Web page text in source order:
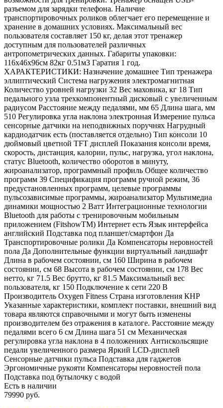
разъемом для зарядки телефона. Наличие
транспортировочных роликов облегчает его перемещение и
хранение в домашних условиях. Максимальный вес
пользователя составляет 150 кг, делая этот тренажер
доступным для пользователей различных
антропометрических данных. Габариты упаковки:
116х46х96см 82кг 0.51м3 Гаратия 1 год.
ХАРАКТЕРИСТИКИ: Назначение домашнее Тип тренажера
эллиптический Система нагружения электромагнитная
Количество уровней нагрузки 32 Вес маховика, кг 18 Тип
педального узла трехкомпонентный дисковый с увеличенным
радиусом Расстояние между педалями, мм 65 Длина шага, мм
510 Регулировка угла наклона электронная Измерение пульса
сенсорные датчики на неподвижных поручнях Нагрудный
кардиодатчик есть (поставляется отдельно) Тип консоли 10
дюймовый цветной TFT дисплей Показания консоли время,
скорость, дистанция, калории, пульс, нагрузка, угол наклона,
статус Bluetooth, количество оборотов в минуту,
жироанализатор, программный профиль Общее количество
программ 39 Спецификация программ ручной режим, 36
предустановленных программ, целевые программы
пульсозависимые программы, жироанализатор Мультимедиа
динамики мощностью 2 Ватт Интеграционные технологии
Bluetooth для работы с тренировочным мобильным
приложением (FitshowTM) Интернет есть Язык интерфейса
английский Подставка под планшет/смартфон Да
Транспортировочные ролики Да Компенсаторы неровностей
пола Да Дополнительные функции виртуальный ландшафт
Длина в рабочем состоянии, см 160 Ширина в рабочем
состоянии, см 68 Высота в рабочем состоянии, см 178 Вес
нетто, кг 71.5 Вес брутто, кг 81.5 Максимальный вес
пользователя, кг 150 Подключение к сети 220 В
Производитель Oxygen Fitness Страна изготовления КНР
Указанные характеристики, комплект поставки, внешний вид
товара являются справочными и могут быть изменены
производителем без отражения в каталоге. Расстояние между
педалями всего 6 см Длина шага 51 см Механическая
регулировка угла наклона в 4 положениях Антискольсящие
педали увеличенного размера Яркий LCD-дисплей
Сенсорные датчики пульса Подставка для гаджетов
Эргономичные рукояти Компенсаторы неровностей пола
Подставка под бутылочку с водой
Есть в наличии
79990 руб.